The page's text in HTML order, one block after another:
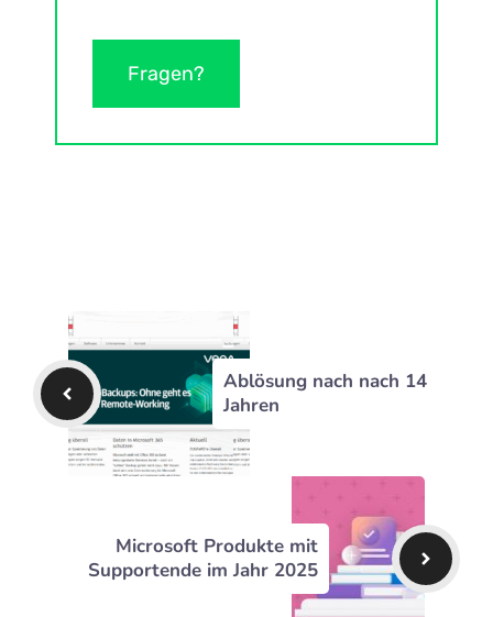
Fragen?
Ablösung nach nach 14
Jahren
Microsoft Produkte mit
Supportende im Jahr 2025